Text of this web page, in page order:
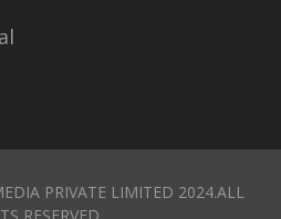
PRIVATE LIMITED 2024.ALL